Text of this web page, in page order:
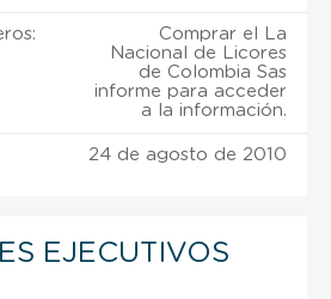
Comprar el La
Nacional de Licores
de Colombia Sas
informe para acceder
a la información.
24 de agosto de 2010
EJECUTIVOS